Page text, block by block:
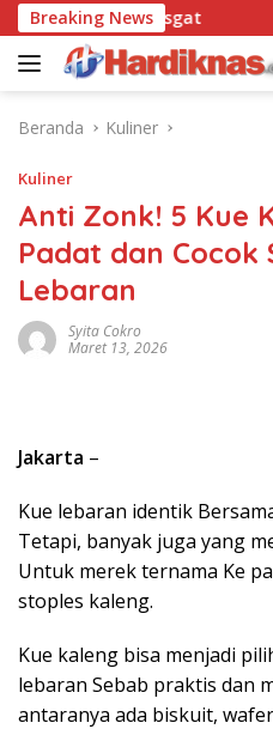
Langsung
ke
konten
Breaking News
90 Pasgat
Beranda Kuliner
Kuliner
Anti Zonk! 5 Kue
Padat dan Cocok
Lebaran
Syita Cokro
Maret 13, 2026
Jakarta –
Kue lebaran identik
Tetapi, banyak juga yang
Untuk merek ternama Ke
stoples kaleng.
Kue kaleng bisa menjadi
lebaran Sebab praktis dan
antaranya ada biskuit,